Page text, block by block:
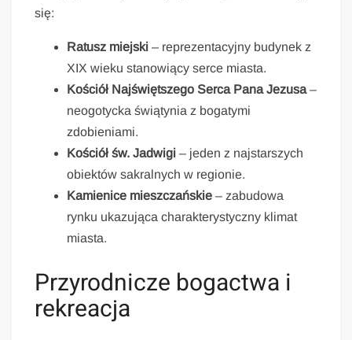
się:
Ratusz miejski – reprezentacyjny budynek z
XIX wieku stanowiący serce miasta.
Kościół Najświętszego Serca Pana Jezusa–
neogotycka świątynia z bogatymi
zdobieniami.
Kościół św. Jadwigi – jeden z najstarszych
obiektów sakralnych w regionie.
Kamienice mieszczańskie – zabudowa
rynku ukazująca charakterystyczny klimat
miasta.
Przyrodnicze bogactwa i
rekreacja